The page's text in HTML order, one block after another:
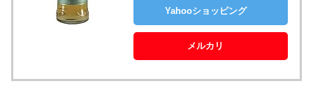
Yahooショッピング
メルカリ